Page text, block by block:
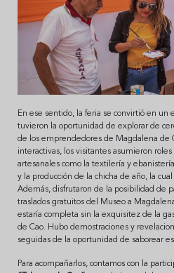
En ese sentido, la feria se convirtió en un
tuvieron la oportunidad de explorar de
de los emprendedores de Magdalena de
interactivas, los visitantes asumieron
artesanales como la textilería y
y la producción de la chicha de año, la
Además, disfrutaron de la posibilidad de
traslados gratuitos del Museo a
estaría completa sin la exquisitez de la
de Cao. Hubo demostraciones y
seguidas de la oportunidad de saborear
Para acompañarlos, contamos con la